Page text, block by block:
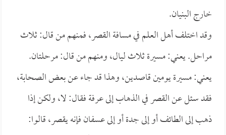
خارج البنيان.
وقد اختلف أهل العلم في مسافة القصر، فمنهم من قال: ثلاث
مراحل. يعني: مسيرة ثلاث ليال، ومنهم من قال: مرحلتان.
يعني: مسيرة يومين قاصدين، وهذا قد جاء عن بعض الصحابة،
فقد سئل عن القصر في الذهاب إلى عرفة فقال: لا، ولكن إذا
ذهب إلى الطائف أو إلى جدة أو إلى عسفان فإنه يقصر، قالوا: